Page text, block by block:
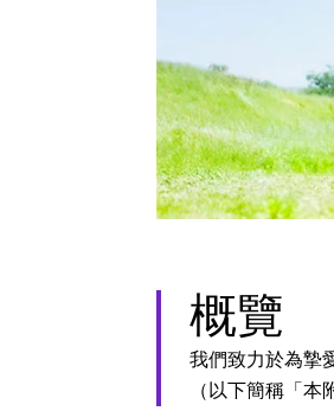
概覽
我們致力於為摯
（以下簡稱「